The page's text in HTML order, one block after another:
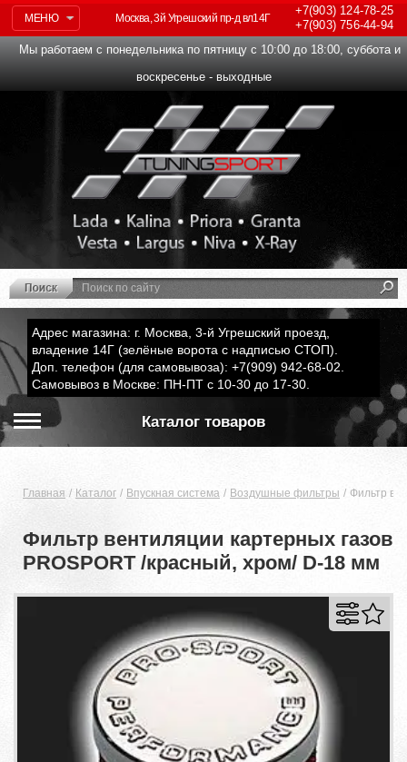
МЕНЮ
+7(903)124-78-25
+7(903)756-44-94
Москва, 3й Угрешский пр-д вл14Г
Мы работаем с понедельника по пятницу с 10:00 до 18:00, суббота и
воскресенье - выходные
Адрес магазина: г. Москва, 3-й Угрешский проезд,
владение 14Г (зелёные ворота с надписью СТОП).
Доп. телефон (для самовывоза): +7(909) 942-68-02.
Самовывоз в Москве: ПН-ПТ с 10-30 до 17-30.
Каталог товаров
Главная Каталог Впускная система Воздушные фильтры Фильтр
Фильтр вентиляции картерных газов
PROSPORT /красный, хром/ D-18 мм